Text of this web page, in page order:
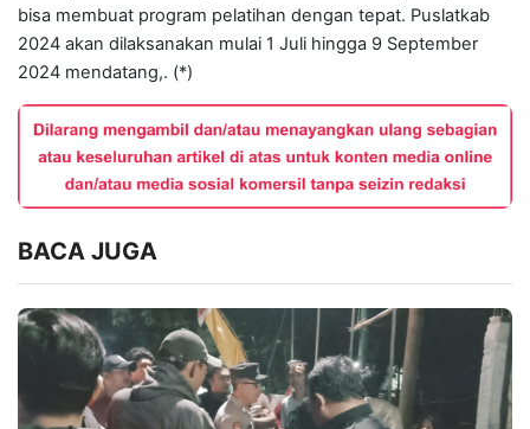
bisa membuat program pelatihan dengan tepat. Puslatkab
2024 akan dilaksanakan mulai 1 Juli hingga 9 September
2024 mendatang,. (*)
BACA JUGA